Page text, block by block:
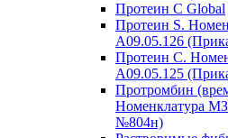
Протеин C Global
Протеин S.
A09.05.126
Протеин С.
A09.05.125
Протромбин
Номенклатура
№804н)